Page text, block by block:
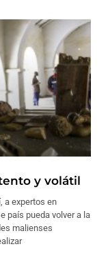
y volátil
a expertos en
país pueda volver a la
malienses